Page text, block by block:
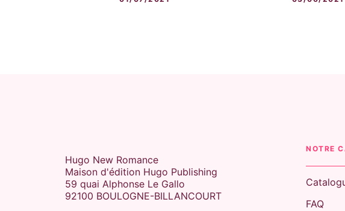
Hugo New Romance
Maison d'édition Hugo Publishing
59 quai Alphonse Le Gallo
92100 BOULOGNE-BILLANCOURT
NOTRE
FAQ